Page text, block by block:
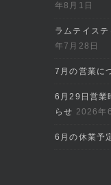
年8月1日
ラムテイス
年7月28日
7月の営業に
6月29日営業
らせ 2026年
6月の休業予